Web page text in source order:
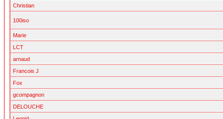
Christian
100iso
Marie
LCT
arnaud
Francois J
Fox
gcompagnon
DELOUCHE